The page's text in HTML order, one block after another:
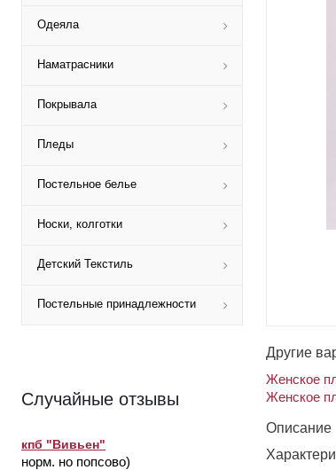
Одеяла
Наматрасники
Покрывала
Пледы
Постельное белье
Носки, колготки
Детский Текстиль
Постельные принадлежности
Случайные отзывы
кпб "Вивьен"
норм. но попсово)
Другие
Женское
Женское
Описание